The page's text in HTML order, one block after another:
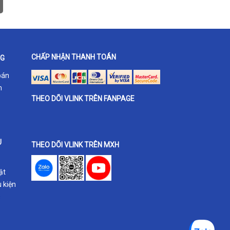
kiện
CHẤP NHẬN THANH TOÁN
THEO DÕI VLINK TRÊN FANPAGE
THEO DÕI VLINK TRÊN MXH